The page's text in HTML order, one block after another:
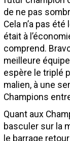
de ne pas
Cela n’a pas
était à
comprend.
meilleure
espère le triplé
malien, à une
Champions
Quant aux
basculer sur la
le barrage
Contact / Signaler
Recrutement
Mentions légales
site web